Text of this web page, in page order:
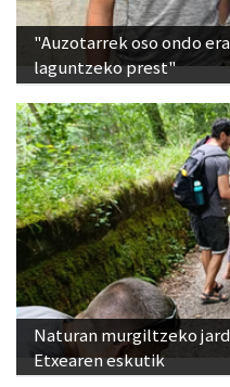
"Auzotarrek oso ondo
laguntzeko prest"
Naturan murgiltzeko
Etxearen eskutik